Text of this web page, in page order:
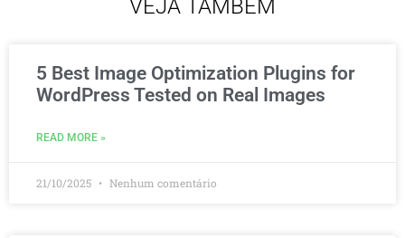
VEJA TAMBÉM
5 Best Image Optimization Plugins for
WordPress Tested on Real Images
READ MORE »
21/10/2025 Nenhum comentário